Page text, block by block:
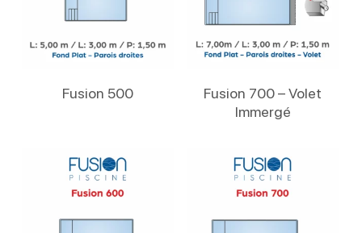
Fusion 500
Fusion 700 – Volet
Immergé